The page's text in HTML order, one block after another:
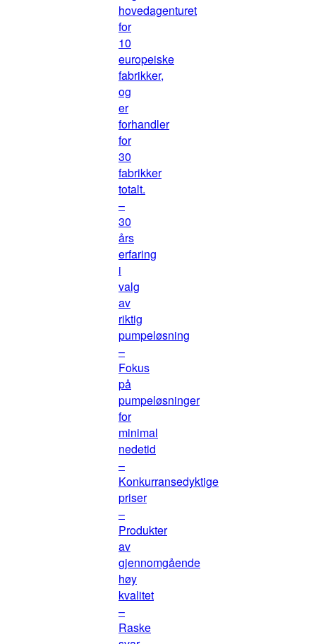
hovedagenturet
for
10
europeiske
fabrikker,
og
er
forhandler
for
30
fabrikker
totalt.
–
30
års
erfaring
i
valg
av
riktig
pumpeløsning
–
Fokus
på
pumpeløsninger
for
minimal
nedetid
–
Konkurransedyktige
priser
–
Produkter
av
gjennomgående
høy
kvalitet
–
Raske